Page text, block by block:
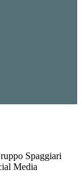
Spaggiari
Media